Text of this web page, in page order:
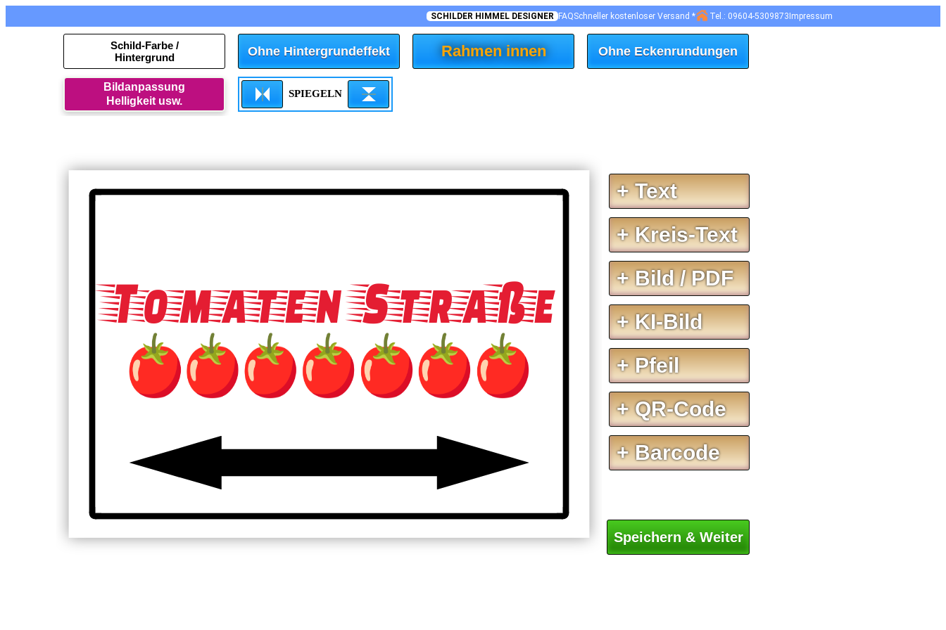
SCHILDER HIMMEL DESIGNER FAQSchneller kostenloser Versand * Tel.: 09604-5309873 Impressum
Schild-Farbe /
Hintergrund
Ohne Hintergrundeffekt Rahmen innen Ohne Eckenrundungen
Bildanpassung
Helligkeit usw.
SPIEGELN
Tomaten Straße
+ Text
+ Kreis-Text
+ Bild / PDF
+ KI-Bild
+ Pfeil
+ QR-Code
+ Barcode
Speichern & Weiter